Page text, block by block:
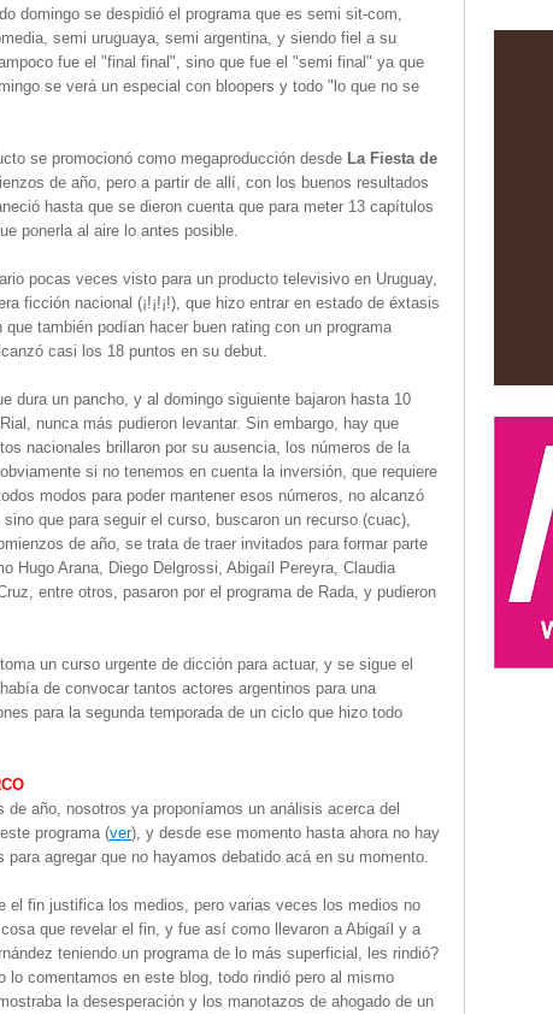
domingo se despidió el programa que es semi sit-com,
semi uruguaya, semi argentina, y siendo fiel a su
fue el "final final", sino que fue el "semi final" ya que
se verá un especial con bloopers y todo "lo que no se
se promocionó como megaproducción desde La Fiesta de
de año, pero a partir de allí, con los buenos resultados
hasta que se dieron cuenta que para meter 13 capítulos
ponerla al aire lo antes posible.
pocas veces visto para un producto televisivo en Uruguay,
ficción nacional (¡!¡!¡!), que hizo entrar en estado de éxtasis
también podían hacer buen rating con un programa
casi los 18 puntos en su debut.
dura un pancho, y al domingo siguiente bajaron hasta 10
nunca más pudieron levantar. Sin embargo, hay que
nacionales brillaron por su ausencia, los números de la
si no tenemos en cuenta la inversión, que requiere
modos para poder mantener esos números, no alcanzó
que para seguir el curso, buscaron un recurso (cuac),
de año, se trata de traer invitados para formar parte
Hugo Arana, Diego Delgrossi, Abigaíl Pereyra, Claudia
entre otros, pasaron por el programa de Rada, y pudieron
un curso urgente de dicción para actuar, y se sigue el
de convocar tantos actores argentinos para una
para la segunda temporada de un ciclo que hizo todo
de año, nosotros ya proponíamos un análisis acerca del
programa (ver), y desde ese momento hasta ahora no hay
para agregar que no hayamos debatido acá en su momento.
el fin justifica los medios, pero varias veces los medios no
cosa que revelar el fin, y fue así como llevaron a Abigaíl y a
teniendo un programa de lo más superficial, les rindió?
lo comentamos en este blog, todo rindió pero al mismo
la desesperación y los manotazos de ahogado de un